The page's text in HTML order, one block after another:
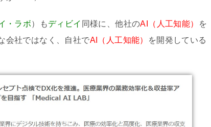
・ラボ）もディビイ 同様に、他社のAI（人工知能）
を
会社ではなく、自社でAI（人工知能）
を開発している